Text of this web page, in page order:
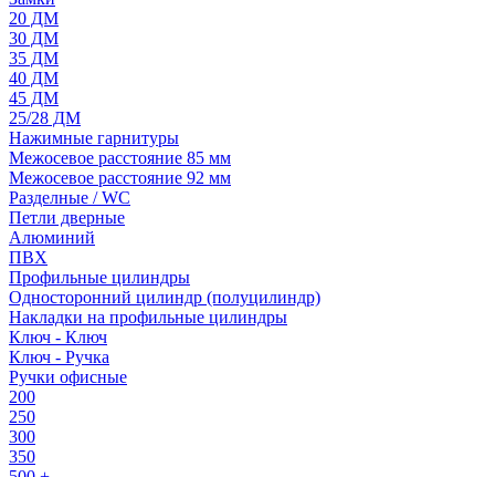
20 ДМ
30 ДМ
35 ДМ
40 ДМ
45 ДМ
25/28 ДМ
Нажимные гарнитуры
Межосевое расстояние 85 мм
Межосевое расстояние 92 мм
Разделные / WC
Петли дверные
Алюминий
ПВХ
Профильные цилиндры
Односторонний цилиндр (полуцилиндр)
Накладки на профильные цилиндры
Ключ - Ключ
Ключ - Ручка
Ручки офисные
200
250
300
350